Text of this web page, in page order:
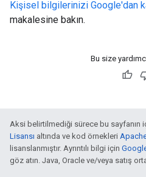
Kişisel bilgilerinizi Google'dan
makalesine bakın.
Bu size
Aksi belirtilmediği sürece bu sayfanın
Lisansı altında ve kod örnekleri
lisanslanmıştır. Ayrıntılı bilgi için
göz atın. Java, Oracle ve/veya satış